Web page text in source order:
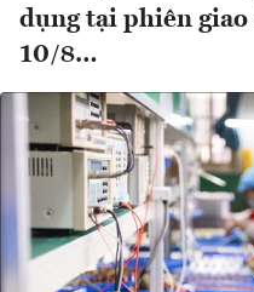
dụng tại phiên giao
10/8…